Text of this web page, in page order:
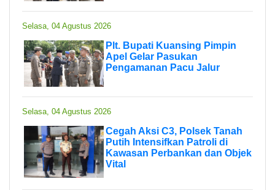
Selasa, 04 Agustus 2026
Plt. Bupati Kuansing Pimpin
Apel Gelar Pasukan
Pengamanan Pacu Jalur
Selasa, 04 Agustus 2026
Cegah Aksi C3, Polsek Tanah
Putih Intensifkan Patroli di
Kawasan Perbankan dan Objek
Vital